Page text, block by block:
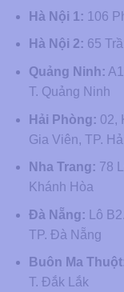
Hà Nội 1: 106
Hà Nội 2: 65
Quảng Ninh:
T. Quảng Ninh
Hải Phòng: 02,
Gia Viên, TP.
Nha Trang: 78
Khánh Hòa
Đà Nẵng: Lô
TP. Đà Nẵng
Buôn Ma
T. Đắk Lắk